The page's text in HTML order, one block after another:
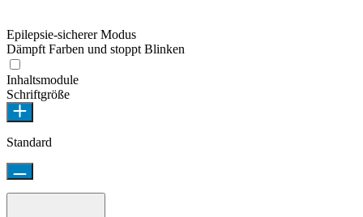
Epilepsie-sicherer Modus
Dämpft Farben und stoppt Blinken
Inhaltsmodule
Schriftgröße
Standard